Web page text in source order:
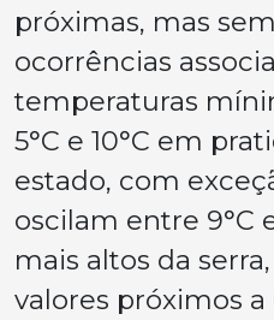
próximas, mas
ocorrências
temperaturas
5°C e 10°C em
estado, com
oscilam entre 9°C
mais altos da
valores próximos a